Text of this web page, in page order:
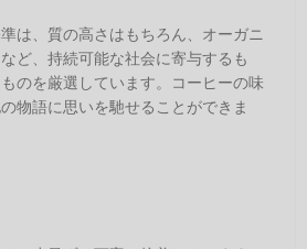
は、質の高さはもちろん、オーガニ
ど、持続可能な社会に寄与するも
のを厳選しています。コーヒーの味
物語に思いを馳せることができま